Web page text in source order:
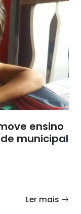
ensino
municipal
Ler mais